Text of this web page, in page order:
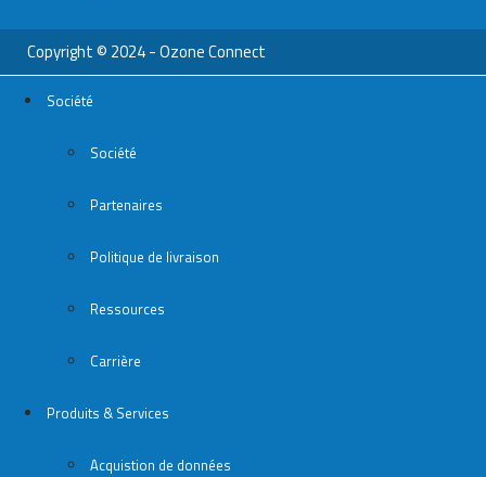
Copyright © 2024 - Ozone Connect
Société
Société
Partenaires
Politique de livraison
Ressources
Carrière
Produits & Services
Acquistion de données